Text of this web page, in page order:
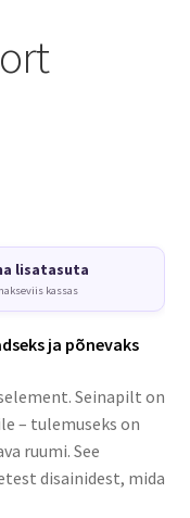
lisatasuta
kassas
ja põnevaks
Seinapilt on
– tulemuseks on
ruumi. See
disainidest, mida